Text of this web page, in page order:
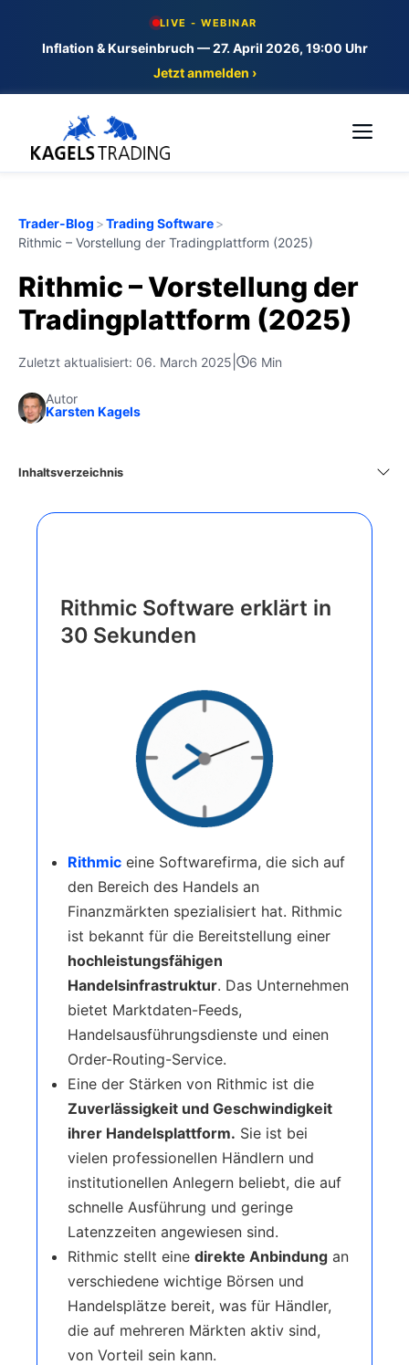
LIVE - WEBINAR
Inflation & Kurseinbruch — 27. April 2026, 19:00 Uhr
Jetzt anmelden ›
Trader-Blog >Trading Software>
Rithmic – Vorstellung der Tradingplattform (2025)
Rithmic – Vorstellung der
Tradingplattform (2025)
Zuletzt aktualisiert: 06. March 2025 6 Min
Autor
Karsten Kagels
Inhaltsverzeichnis
Rithmic Software erklärt in
30 Sekunden
Rithmic eine Softwarefirma, die sich auf
den Bereich des Handels an
Finanzmärkten spezialisiert hat. Rithmic
ist bekannt für die Bereitstellung einer
hochleistungsfähigen
Handelsinfrastruktur. Das Unternehmen
bietet Marktdaten-Feeds,
Handelsausführungsdienste und einen
Order-Routing-Service.
Eine der Stärken von Rithmic ist die
Zuverlässigkeit und Geschwindigkeit
ihrer Handelsplattform. Sie ist bei
vielen professionellen Händlern und
institutionellen Anlegern beliebt, die auf
schnelle Ausführung und geringe
Latenzzeiten angewiesen sind.
Rithmic stellt eine direkte Anbindung an
verschiedene wichtige Börsen und
Handelsplätze bereit, was für Händler,
die auf mehreren Märkten aktiv sind,
von Vorteil sein kann.